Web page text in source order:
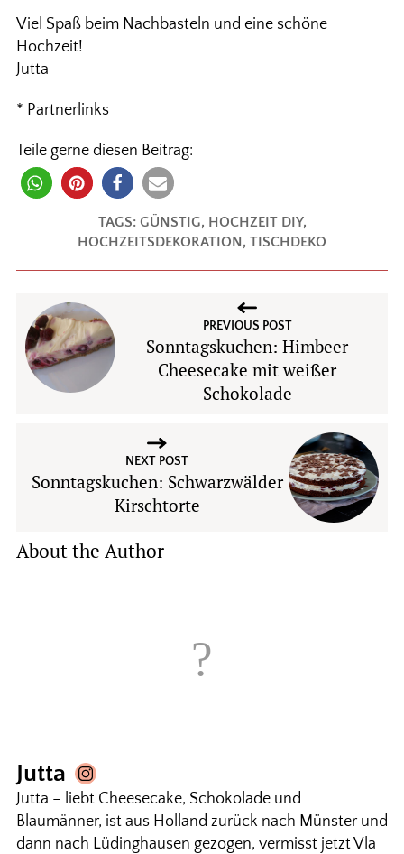
Viel Spaß beim Nachbasteln und eine schöne
Hochzeit!
Jutta
* Partnerlinks
Teile gerne diesen Beitrag:
TAGS: GÜNSTIG, HOCHZEIT DIY,
HOCHZEITSDEKORATION, TISCHDEKO
PREVIOUS POST
Sonntagskuchen: Himbeer
Cheesecake mit weißer
Schokolade
NEXT POST
Sonntagskuchen: Schwarzwälder
Kirschtorte
About the Author
Jutta
Jutta – liebt Cheesecake, Schokolade und
Blaumänner, ist aus Holland zurück nach Münster und
dann nach Lüdinghausen gezogen, vermisst jetzt Vla